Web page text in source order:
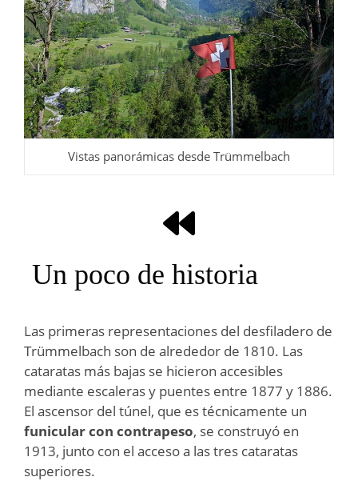
Vistas panorámicas desde Trümmelbach
Un poco de historia
Las primeras representaciones del desfiladero de
Trümmelbach son de alrededor de 1810. Las
cataratas más bajas se hicieron accesibles
mediante escaleras y puentes entre 1877 y 1886.
El ascensor del túnel, que es técnicamente un
funicular con contrapeso, se construyó en
1913, junto con el acceso a las tres cataratas
superiores.